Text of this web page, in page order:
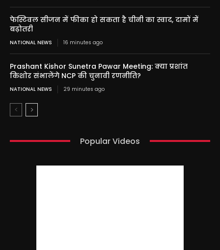
फेस्टिवल सीजन में फीका हो सकता है चीनी का स्वाद, दामों में
बढ़ोतरी
NATIONAL NEWS 16 minutes ago
Prashant Kishor Sunetra Pawar Meeting: क्या प्रशांत
किशोर संभालेंगे NCP की चुनावी रणनीति?
NATIONAL NEWS 29 minutes ago
Popular Videos